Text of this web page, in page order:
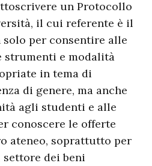
un Protocollo
il cui referente è il
per consentire alle
e modalità
in tema di
di genere, ma anche
agli studenti e alle
conoscere le offerte
ateneo, soprattutto per
dei beni